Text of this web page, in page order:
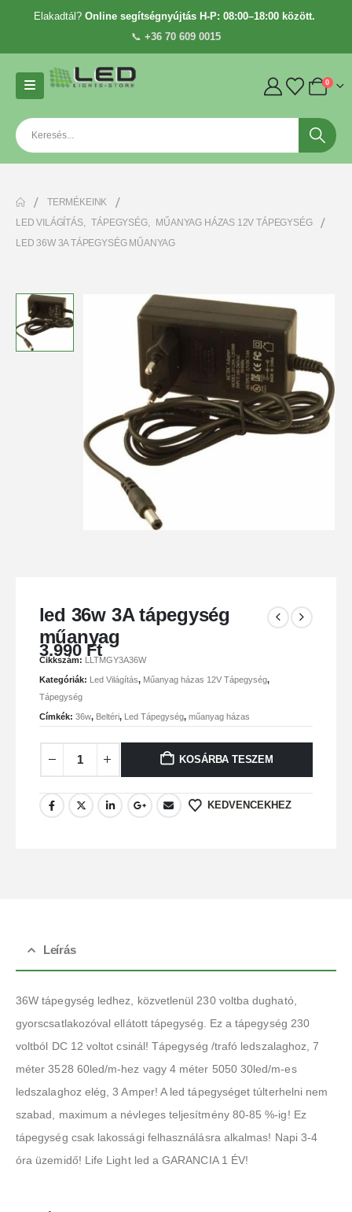
Elakadtál? Online segítségnyújtás H-P: 08:00–18:00 között.
📞 +36 70 609 0015
0
TERMÉKEINK
LED VILÁGÍTÁS, TÁPEGYSÉG,
MŰANYAG HÁZAS 12V TÁPEGYSÉG
LED 36W 3A TÁPEGYSÉG MŰANYAG
led 36w 3A tápegység
műanyag
3.990Ft
Cikkszám: LLTMGY3A36W
Kategóriák: Led Világítás, Műanyag házas 12V Tápegység,
Tápegység
Címkék: 36w, Beltéri, Led Tápegység, műanyag házas
KOSÁRBA TESZEM
KEDVENCEKHEZ
Leírás
36W tápegység ledhez, közvetlenül 230 voltba dugható,
gyorscsatlakozóval ellátott tápegység. Ez a tápegység 230
voltból DC 12 voltot csinál! Tápegység /trafó ledszalaghoz, 7
méter 3528 60led/m-hez vagy 4 méter 5050 30led/m-es
ledszalaghoz elég, 3 Amper! A led tápegységet túlterhelni nem
szabad, maximum a névleges teljesítmény 80-85 %-ig! Ez
tápegység csak lakossági felhasználásra alkalmas! Napi 3-4
óra üzemidő! Life Light led a GARANCIA 1 ÉV!